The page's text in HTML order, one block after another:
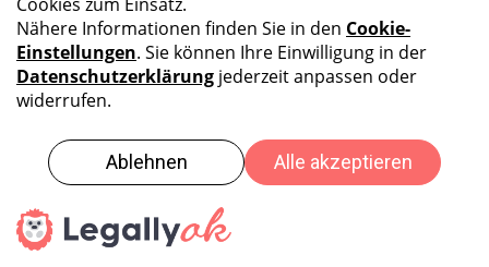
Wir verwenden folgende externe Webservices:
Google Cloud APIs
Wir verwenden auf unserer Seite den Dienst Google Cloud APIs
des Unternehmens Google Ireland Limited, Gordon House,
Barrow Street, 4 Dublin, Irland, E-Mail:
Die Bearbeitung findet gemäss Einschätzung von Schweizer
Behörden in sicheren Drittländern statt. Die Staatenliste der